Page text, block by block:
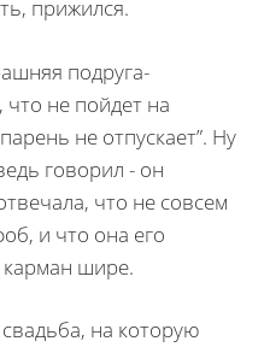
прижился.
подруга-
что не пойдет на
не отпускает”. Ну
говорил - он
что не совсем
и что она его
карман шире.
свадьба, на которую